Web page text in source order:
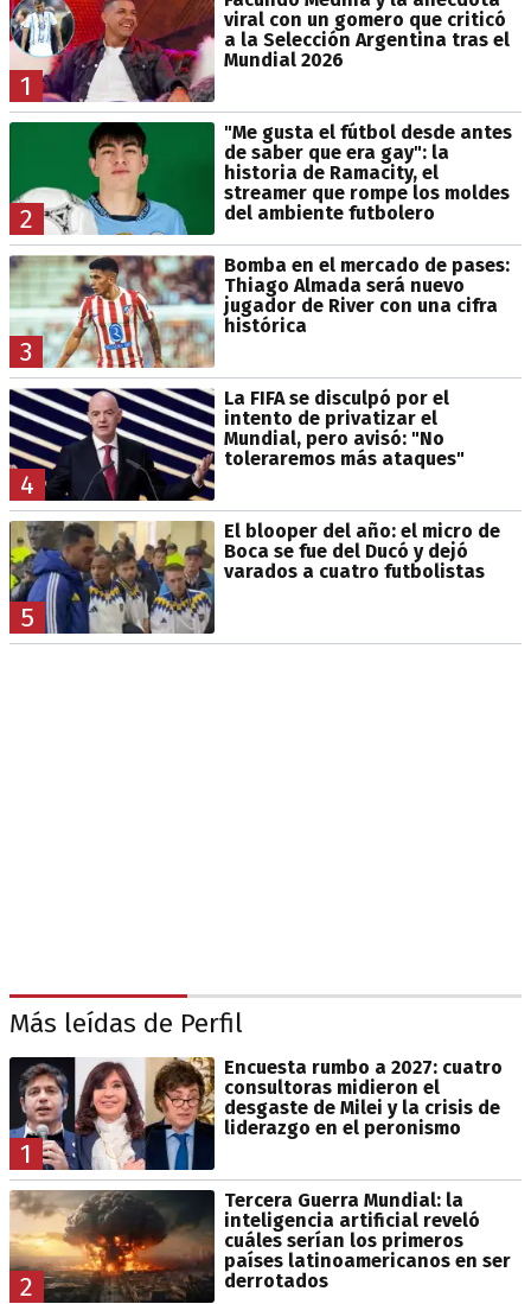
1
viral con un gomero que criticó
a la Selección Argentina tras el
Mundial 2026
2
"Me gusta el fútbol desde antes
de saber que era gay": la
historia de Ramacity, el
streamer que rompe los moldes
del ambiente futbolero
3
Bomba en el mercado de pases:
Thiago Almada será nuevo
jugador de River con una cifra
histórica
4
La FIFA se disculpó por el
intento de privatizar el
Mundial, pero avisó: "No
toleraremos más ataques"
5
El blooper del año: el micro de
Boca se fue del Ducó y dejó
varados a cuatro futbolistas
Más leídas de Perfil
1
Encuesta rumbo a 2027: cuatro
consultoras midieron el
desgaste de Milei y la crisis de
liderazgo en el peronismo
2
Tercera Guerra Mundial: la
inteligencia artificial reveló
cuáles serían los primeros
países latinoamericanos en ser
derrotados